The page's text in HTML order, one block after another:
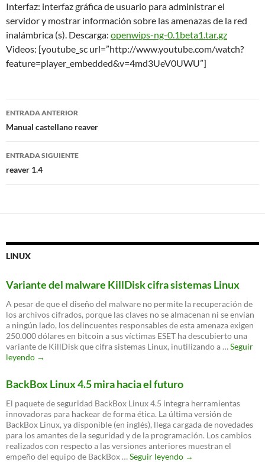
Interfaz: interfaz gráfica de usuario para administrar el
servidor y mostrar información sobre las amenazas de la red
inalámbrica (s). Descarga: openwips-ng-0.1beta1.tar.gz
Videos: [youtube_sc url=”http://www.youtube.com/watch?
feature=player_embedded&v=4md3UeV0UWU”]
Navegación
de
entradas
ENTRADA ANTERIOR
Manual castellano reaver
ENTRADA SIGUIENTE
reaver 1.4
LINUX
Variante del malware KillDisk cifra sistemas Linux
A pesar de que el diseño del malware no permite la recuperación de
los archivos cifrados, porque las claves no se almacenan ni se envían
a ningún lado, los delincuentes responsables de esta amenaza exigen
250.000 dólares en bitcoin a sus víctimas ESET ha descubierto una
variante de KillDisk que cifra sistemas Linux, inutilizando a …Seguir
leyendo Variante
KillDisk
cifra
sistemas
Linux
→
BackBox Linux 4.5 mira hacia el futuro
El paquete de seguridad BackBox Linux 4.5 integra herramientas
innovadoras para hackear de forma ética. La última versión de
BackBox Linux, ya disponible (en inglés), llega cargada de novedades
para los amantes de la seguridad y de la programación. Los cambios
realizados con respecto a las versiones anteriores muestran el
empeño del equipo de BackBox …Seguir leyendo BackBox
→